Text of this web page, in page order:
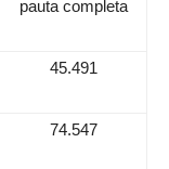
pauta completa
45.491
74.547